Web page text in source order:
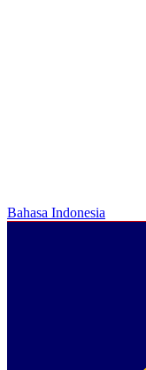
Bahasa Indonesia